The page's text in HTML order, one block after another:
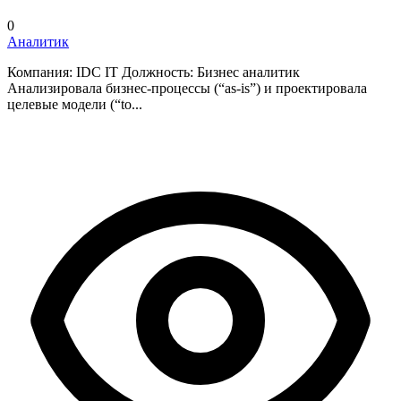
0
Аналитик
Компания: IDC IT Должность: Бизнес аналитик
Анализировала бизнес-процессы (“as-is”) и проектировала
целевые модели (“to...